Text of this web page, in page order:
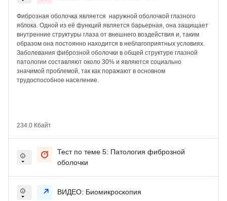
Фиброзная оболочка является наружной оболочкой глазного
яблока. Одной из её функций является барьерная, она защищает
внутренние структуры глаза от внешнего воздействия и, таким
образом она постоянно находится в неблагоприятных условиях.
Заболевания фиброзной оболочки в общей структуре глазной
патологии составляют около 30% и являются социально
значимой проблемой, так как поражают в основном
трудоспособное население.
234.0 Кбайт
Тест по теме 5: Патология фиброзной
оболочки
ВИДЕО: Биомикроскопия